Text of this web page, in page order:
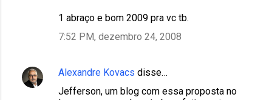
1 abraço e bom 2009 pra vc tb.
7:52 PM, dezembro 24, 2008
Alexandre Kovacs disse…
Jefferson, um blog com essa proposta no